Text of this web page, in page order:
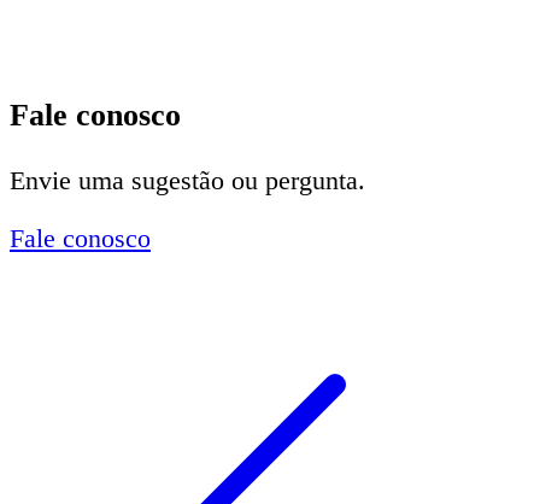
Fale conosco
Envie uma sugestão ou pergunta.
Fale conosco